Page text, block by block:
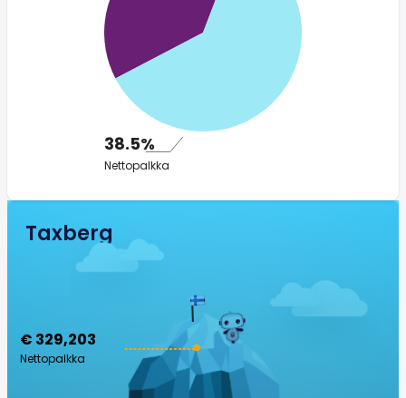
38.5%
Nettopalkka
Taxberg
€ 329,203
Nettopalkka